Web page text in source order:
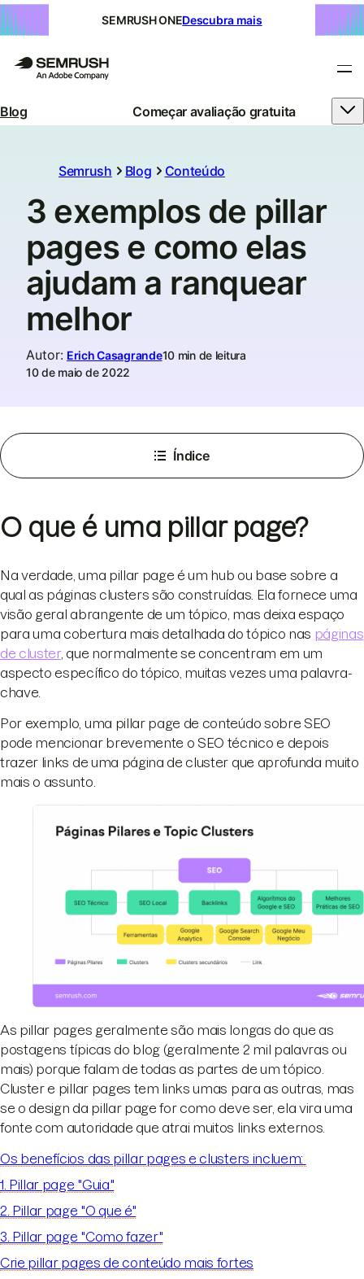
SEMRUSH ONEDescubra mais
Blog Começar avaliação gratuita
Semrush Blog Conteúdo
3 exemplos de pillar
pages e como elas
ajudam a ranquear
melhor
Autor: Erich Casagrande10 min de leitura
10 de maio de 2022
Índice
O que é uma pillar page?
Na verdade, uma pillar page é um hub ou base sobre a
qual as páginas clusters são construídas. Ela fornece uma
visão geral abrangente de um tópico, mas deixa espaço
para uma cobertura mais detalhada do tópico nas páginas
de cluster, que normalmente se concentram em um
aspecto específico do tópico, muitas vezes uma palavra-
chave.
Por exemplo, uma pillar page de conteúdo sobre SEO
pode mencionar brevemente o SEO técnico e depois
trazer links de uma página de cluster que aprofunda muito
mais o assunto.
As pillar pages geralmente são mais longas do que as
postagens típicas do blog (geralmente 2 mil palavras ou
mais) porque falam de todas as partes de um tópico.
Cluster e pillar pages tem links umas para as outras, mas
se o design da pillar page for como deve ser, ela vira uma
fonte com autoridade que atrai muitos links externos.
Os benefícios das pillar pages e clusters incluem:
1. Pillar page "Guia"
2. Pillar page "O que é"
3. Pillar page "Como fazer"
Crie pillar pages de conteúdo mais fortes